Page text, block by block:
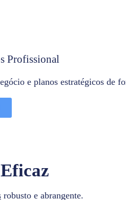
Profissional
e planos estratégicos de
robusto e abrangente.